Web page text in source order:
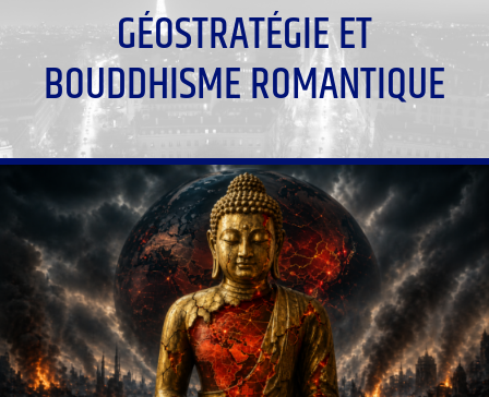
GÉOSTRATÉGIE ET
BOUDDHISME ROMANTIQUE